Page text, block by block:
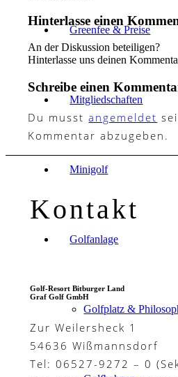
Greenfee & Preise
Mitgliedschaften
Minigolf
Golfanlage
Golfplatz &
Hinterlasse einen
An der Diskussion beteiligen?
Hinterlasse uns deinen
Schreibe einen
Du musstangemeldet
Kommentar abzugeben.
Kontakt
Golf-Resort Bitburger Land
Graf Golf GmbH
Zur Weilersheck 1
54636 Wißmannsdorf
Tel: 06527-9272 – 0